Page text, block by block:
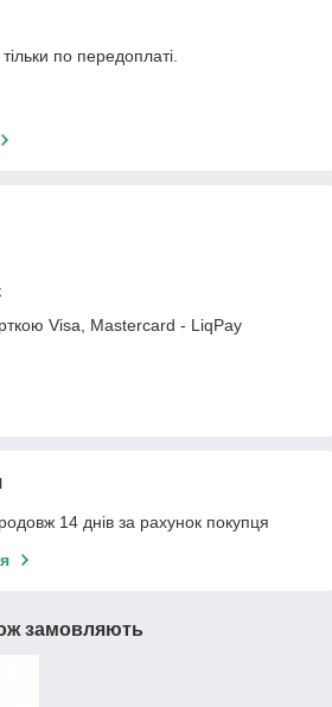
по передоплаті.
Visa, Mastercard - LiqPay
14 днів за рахунок покупця
замовляють